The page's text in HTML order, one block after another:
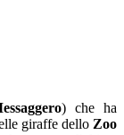
) che ha
giraffe dello Zoo